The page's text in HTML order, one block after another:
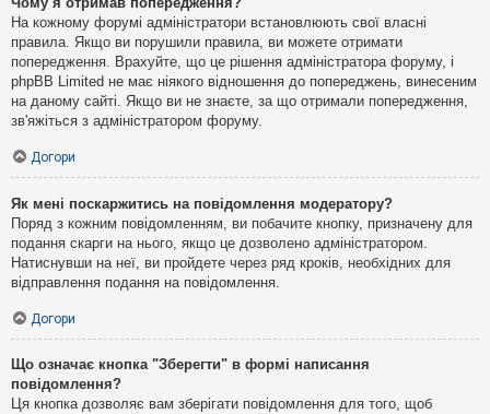
На кожному форумі адміністратори встановлюють свої власні
правила. Якщо ви порушили правила, ви можете отримати
попередження. Врахуйте, що це рішення адміністратора форуму, і
phpBB Limited не має ніякого відношення до попереджень, винесеним
на даному сайті. Якщо ви не знаєте, за що отримали попередження,
зв'яжіться з адміністратором форуму.
Догори
Як мені поскаржитись на повідомлення модератору?
Поряд з кожним повідомленням, ви побачите кнопку, призначену для
подання скарги на нього, якщо це дозволено адміністратором.
Натиснувши на неї, ви пройдете через ряд кроків, необхідних для
відправлення подання на повідомлення.
Догори
Що означає кнопка "Зберегти" в формі написання
повідомлення?
Ця кнопка дозволяє вам зберігати повідомлення для того, щоб